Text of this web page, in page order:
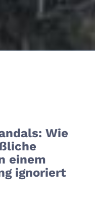
Wie
einem
ignoriert